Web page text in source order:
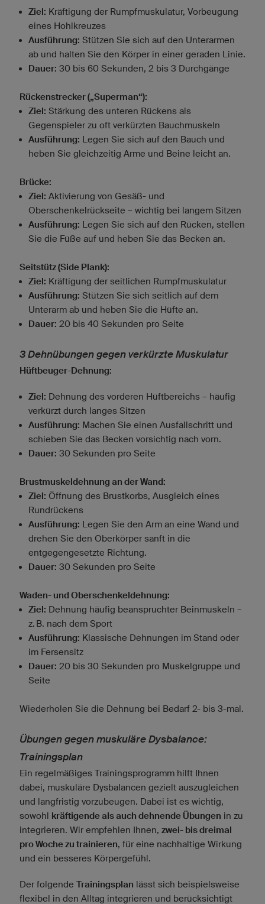
Ziel: Kräftigung der Rumpfmuskulatur, Vorbeugung
eines Hohlkreuzes
Ausführung: Stützen Sie sich auf den Unterarmen
ab und halten Sie den Körper in einer geraden Linie.
Dauer: 30 bis 60 Sekunden, 2 bis 3 Durchgänge
Rückenstrecker („Superman“):
Ziel: Stärkung des unteren Rückens als
Gegenspieler zu oft verkürzten Bauchmuskeln
Ausführung: Legen Sie sich auf den Bauch und
heben Sie gleichzeitig Arme und Beine leicht an.
Brücke:
Ziel: Aktivierung von Gesäß- und
Oberschenkelrückseite – wichtig bei langem Sitzen
Ausführung: Legen Sie sich auf den Rücken, stellen
Sie die Füße auf und heben Sie das Becken an.
Seitstütz (Side Plank):
Ziel: Kräftigung der seitlichen Rumpfmuskulatur
Ausführung: Stützen Sie sich seitlich auf dem
Unterarm ab und heben Sie die Hüfte an.
Dauer: 20 bis 40 Sekunden pro Seite
3 Dehnübungen gegen verkürzte Muskulatur
Hüftbeuger-Dehnung:
Ziel: Dehnung des vorderen Hüftbereichs – häufig
verkürzt durch langes Sitzen
Ausführung: Machen Sie einen Ausfallschritt und
schieben Sie das Becken vorsichtig nach vorn.
Dauer: 30 Sekunden pro Seite
Brustmuskeldehnung an der Wand:
Ziel: Öffnung des Brustkorbs, Ausgleich eines
Rundrückens
Ausführung: Legen Sie den Arm an eine Wand und
drehen Sie den Oberkörper sanft in die
entgegengesetzte Richtung.
Dauer: 30 Sekunden pro Seite
Waden- und Oberschenkeldehnung:
Ziel: Dehnung häufig beanspruchter Beinmuskeln –
z. B. nach dem Sport
Ausführung: Klassische Dehnungen im Stand oder
im Fersensitz
Dauer: 20 bis 30 Sekunden pro Muskelgruppe und
Seite
Wiederholen Sie die Dehnung bei Bedarf 2- bis 3-mal.
Übungen gegen muskuläre Dysbalance:
Trainingsplan
Ein regelmäßiges Trainingsprogramm hilft Ihnen
dabei, muskuläre Dysbalancen gezielt auszugleichen
und langfristig vorzubeugen. Dabei ist es wichtig,
sowohl kräftigende als auch dehnende Übungen in zu
integrieren. Wir empfehlen Ihnen, zwei- bis dreimal
pro Woche zu trainieren, für eine nachhaltige Wirkung
und ein besseres Körpergefühl.
Der folgende Trainingsplan lässt sich beispielsweise
flexibel in den Alltag integrieren und berücksichtigt